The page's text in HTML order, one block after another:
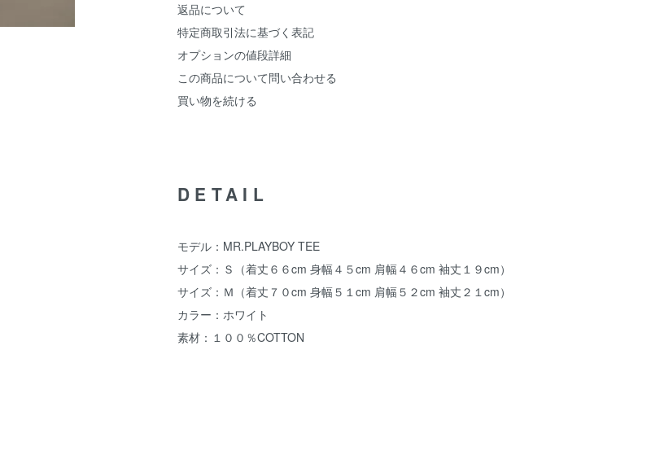
返品について
特定商取引法に基づく表記
オプションの値段詳細
この商品について問い合わせる
買い物を続ける
DETAIL
モデル：MR.PLAYBOY TEE
サイズ：Ｓ（着丈６６cm 身幅４５cm 肩幅４６cm 袖丈１９cm）
サイズ：Ｍ（着丈７０cm 身幅５１cm 肩幅５２cm 袖丈２１cm）
カラー：ホワイト
素材：１００％COTTON